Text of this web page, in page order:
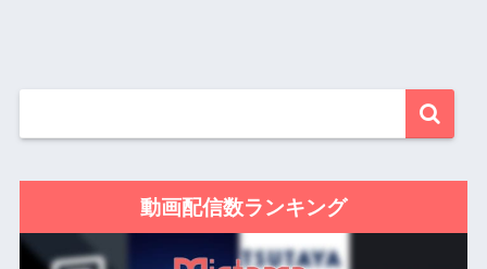
動画配信数ランキング